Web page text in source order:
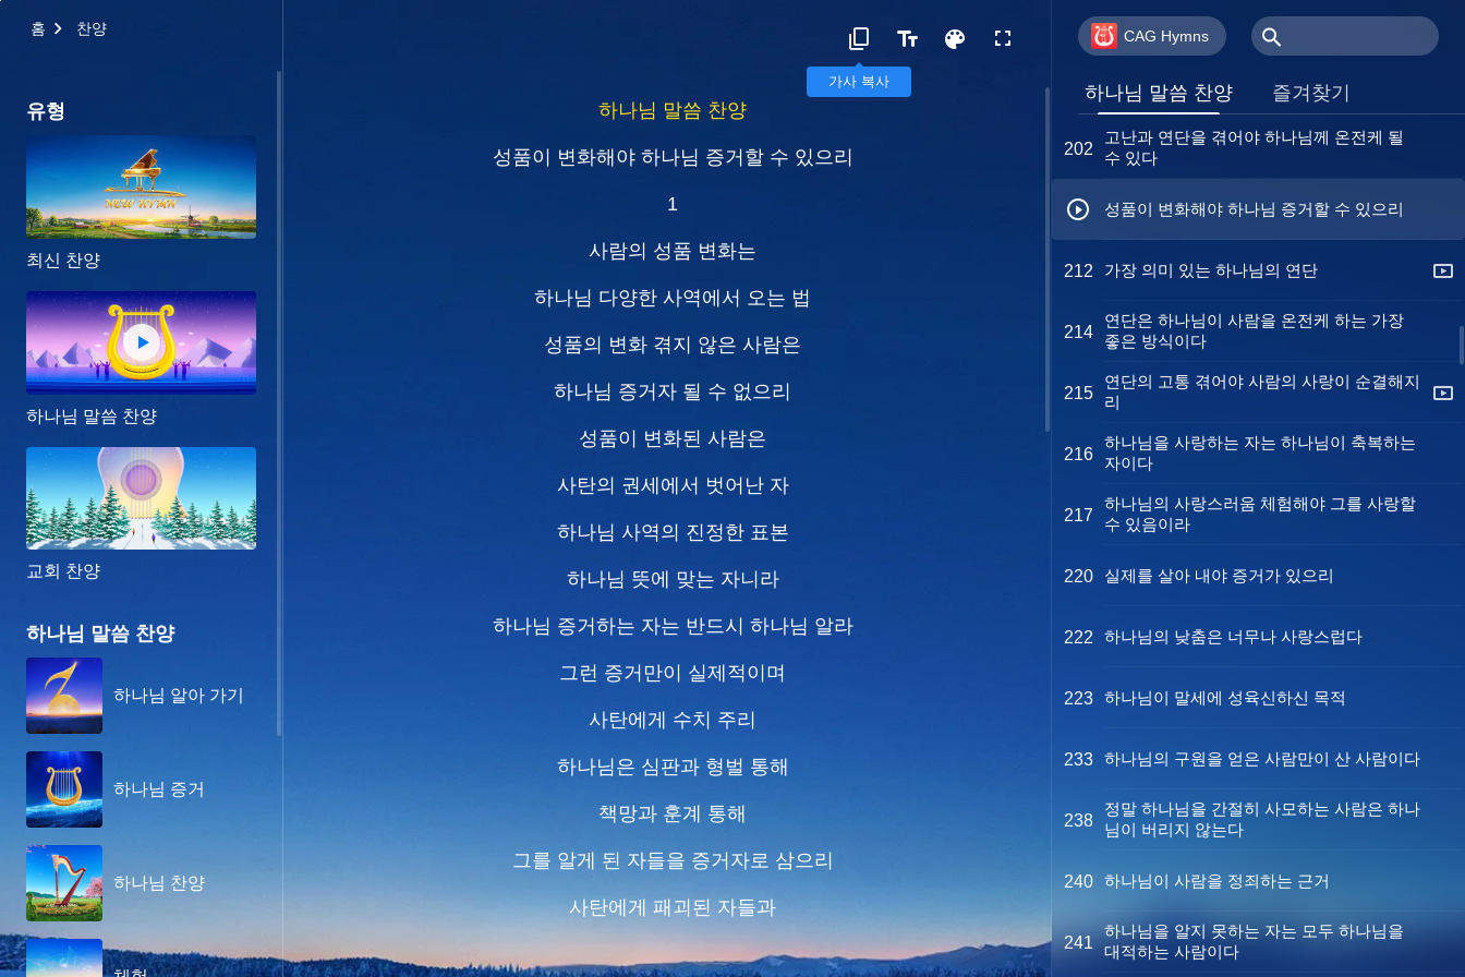
홈 찬양
가사 복사
유형
최신 찬양
하나님 말씀 찬양
교회 찬양
하나님 말씀 찬양
하나님 알아 가기
하나님 증거
하나님 찬양
하나님 말씀 찬양
성품이 변화해야 하나님 증거할 수 있으리
1
사람의 성품 변화는
하나님 다양한 사역에서 오는 법
성품의 변화 겪지 않은 사람은
하나님 증거자 될 수 없으리
성품이 변화된 사람은
사탄의 권세에서 벗어난 자
하나님 사역의 진정한 표본
하나님 뜻에 맞는 자니라
하나님 증거하는 자는 반드시 하나님 알라
그런 증거만이 실제적이며
사탄에게 수치 주리
하나님은 심판과 형벌 통해
책망과 훈계 통해
그를 알게 된 자들을 증거자로 삼으리
사탄에게 패괴된 자들과
성품이 변화되어 그의 축복 받은 자들을
CAG Hymns
하나님 말씀 찬양 즐겨찾기
198
육을 저버려야 하나님의 사랑스러움 볼 수
있다
200
할 수 있으리
202
고난과 연단을 겪어야 하나님께 온전케 될
수 있다
성품이 변화해야 하나님 증거할 수 있으리
212 가장 의미 있는 하나님의 연단
214
연단은 하나님이 사람을 온전케 하는 가장
좋은 방식이다
215
연단의 고통 겪어야 사람의 사랑이 순결해지
리
216
하나님을 사랑하는 자는 하나님이 축복하는
자이다
217
하나님의 사랑스러움 체험해야 그를 사랑할
수 있음이라
220 실제를 살아 내야 증거가 있으리
222 하나님의 낮춤은 너무나 사랑스럽다
223 하나님이 말세에 성육신하신 목적
233 하나님의 구원을 얻은 사람만이 산 사람이다
238
정말 하나님을 간절히 사모하는 사람은 하나
님이 버리지 않는다
240 하나님이 사람을 정죄하는 근거
241
하나님을 알지 못하는 자는 모두 하나님을
대적하는 사람이다